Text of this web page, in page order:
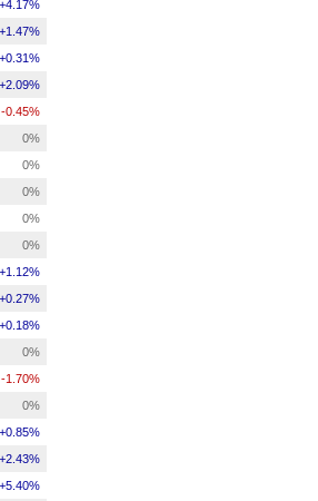
4.17%
1.47%
0.31%
2.09%
-0.45%
0%
0%
0%
0%
0%
1.12%
0.27%
0.18%
0%
-1.70%
0%
0.85%
2.43%
5.40%